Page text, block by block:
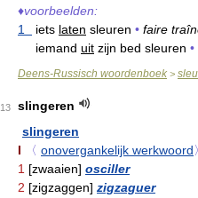
♦voorbeelden:
1
iets laten sleuren • faire
iemand uit zijn bed sleuren •
Deens-Russisch woordenboek >
13
slingeren
slingeren
I
〈 onovergankelijk werkwoord〉
1 [zwaaien] osciller
2 [zigzaggen] zigzaguer